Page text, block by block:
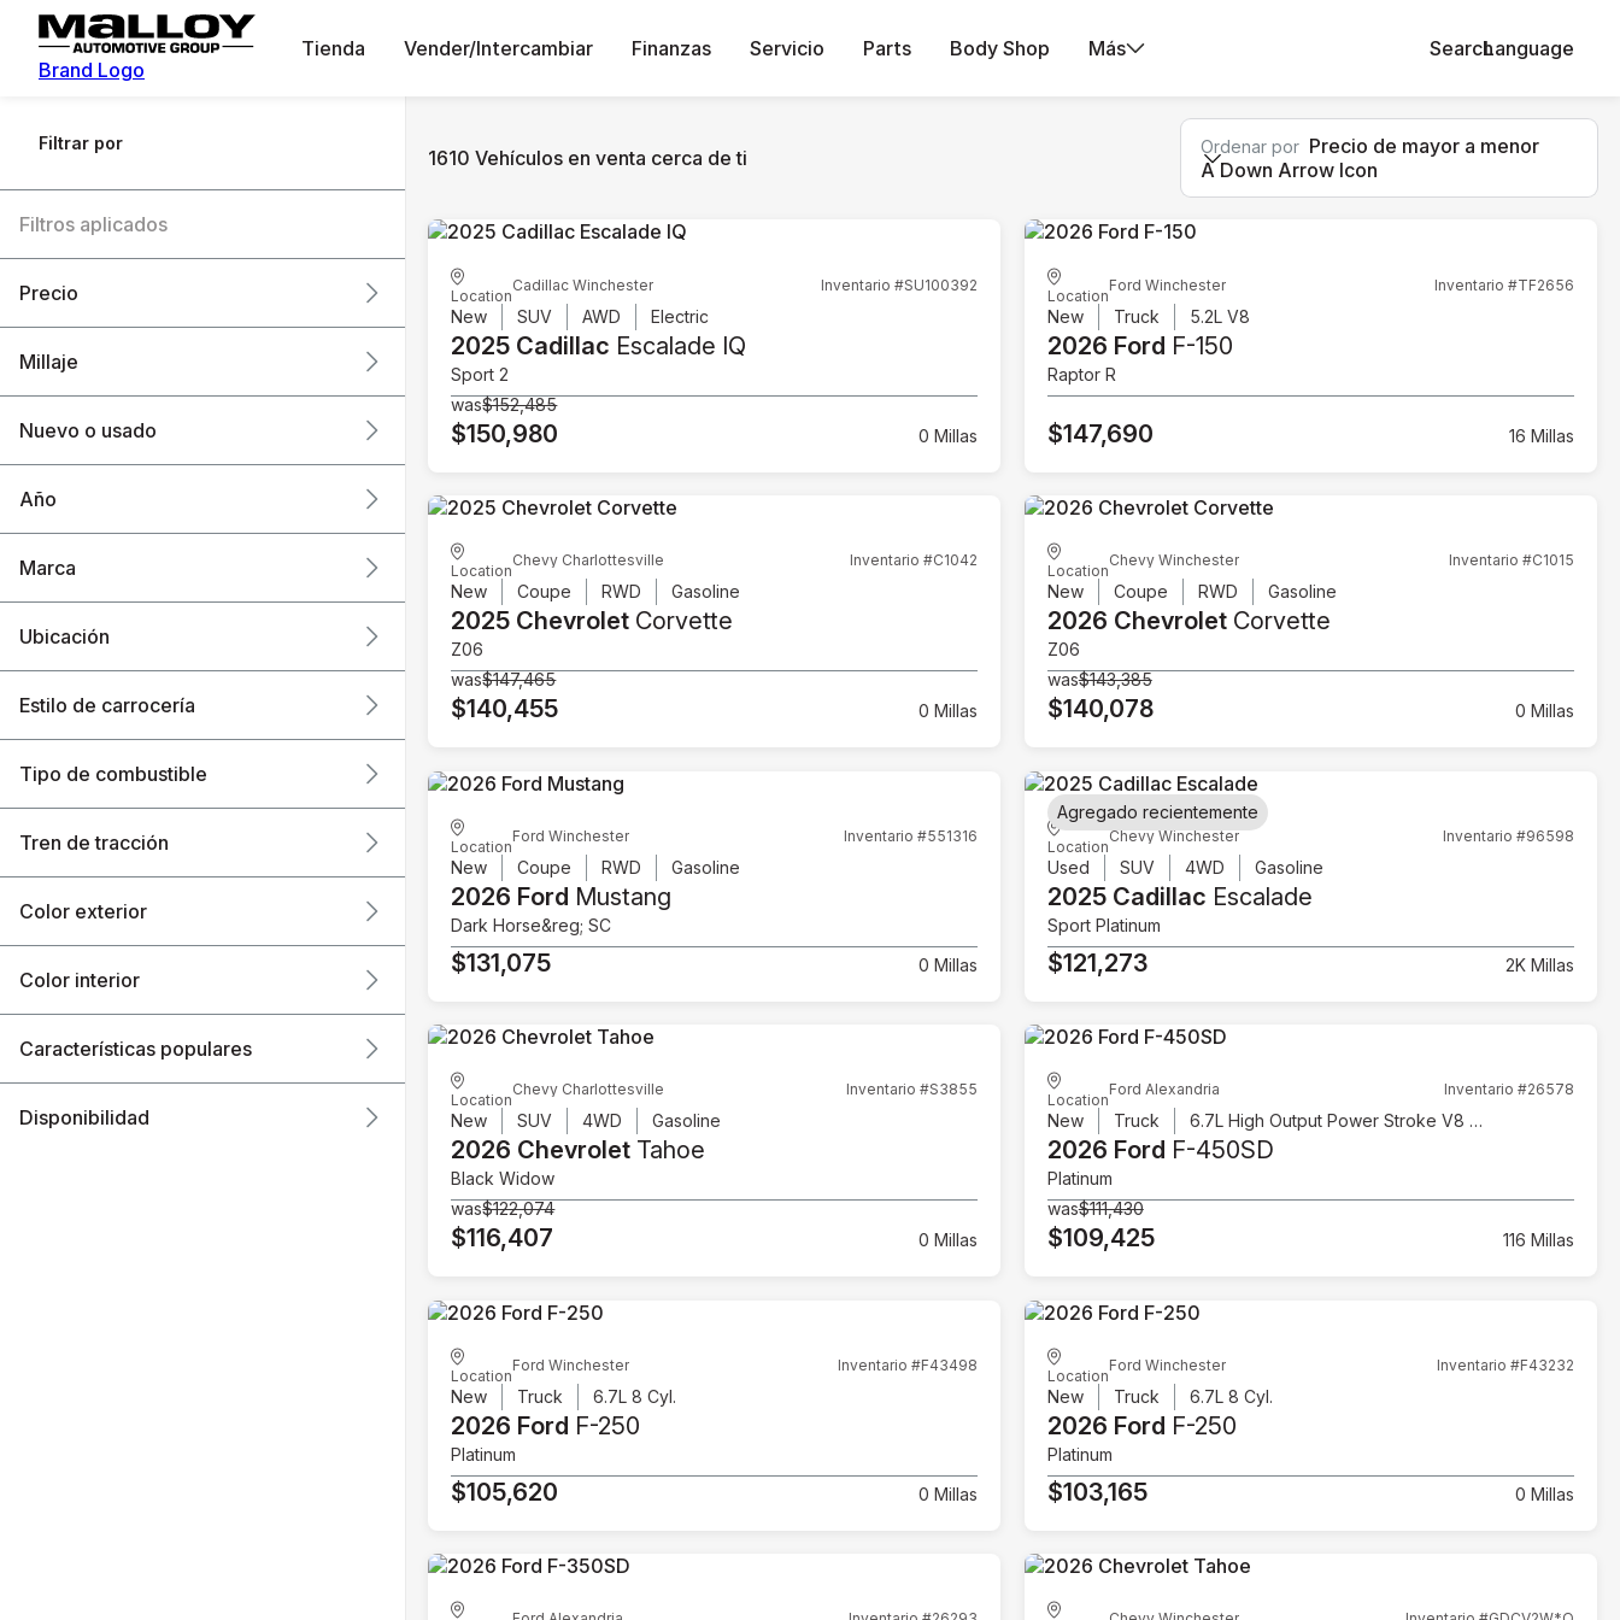
Brand Logo
Tienda Vender/Intercambiar Finanzas Servicio Parts Body Shop Más SearchLanguage
Filtrar por
Filtros aplicados
Precio
Millaje
Nuevo o usado
Año
Marca
Ubicación
Estilo de carrocería
Tipo de combustible
Tren de tracción
Color exterior
Color interior
Características populares
Disponibilidad
1610 Vehículos en venta cerca de ti Ordenar por Precio de mayor a menor
A Down Arrow Icon
Location
Cadillac Winchester Inventario #SU100392
New SUV AWD Electric
2025 Cadillac Escalade IQ
Sport 2
was$152,485
$150,980 0 Millas
Location
Ford Winchester Inventario #TF2656
New Truck 5.2L V8
2026 Ford F-150
Raptor R
$147,690 16 Millas
Location
Chevy Charlottesville Inventario #C1042
New Coupe RWD Gasoline
2025 Chevrolet Corvette
Z06
was$147,465
$140,455 0 Millas
Location
Chevy Winchester Inventario #C1015
New Coupe RWD Gasoline
2026 ChevroletCorvette
Z06
was$143,385
$140,078 0 Millas
Location
Ford Winchester Inventario #551316
New Coupe RWD Gasoline
2026 Ford Mustang
Dark Horse&reg; SC
$131,075 0 Millas
Location
Chevy Winchester Inventario #96598
Used SUV 4WD Gasoline
2025 Cadillac Escalade
Sport Platinum
$121,273 2K Millas
Agregado recientemente
Location
Chevy Charlottesville Inventario #S3855
New SUV 4WD Gasoline
2026 Chevrolet Tahoe
Black Widow
was$122,074
$116,407 0 Millas
Location
Ford Alexandria Inventario #26578
New Truck 6.7L High Output Power Stroke V8 Diesel
2026 Ford F-450SD
Platinum
was$111,430
$109,425 116 Millas
Location
Ford Winchester Inventario #F43498
New Truck 6.7L 8 Cyl.
2026 Ford F-250
Platinum
$105,620 0 Millas
Location
Ford Winchester Inventario #F43232
New Truck 6.7L 8 Cyl.
2026 Ford F-250
Platinum
$103,165 0 Millas